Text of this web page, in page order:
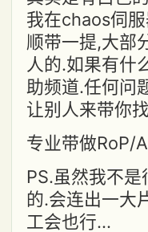
我在chaos伺
顺带一提,大部
人的.如果有什
助频道.任何问
让别人来带你
专业带做RoP/
PS.虽然我不
的.会连出一大
工会也行...